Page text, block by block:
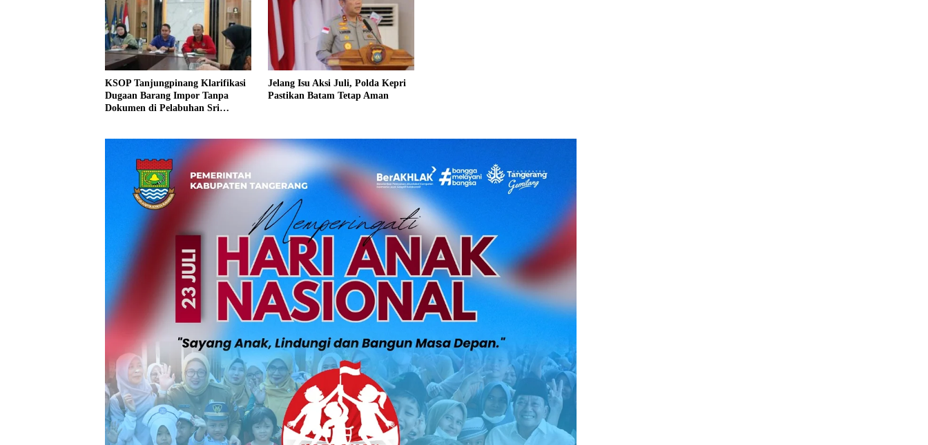
KSOP Tanjungpinang Klarifikasi
Dugaan Barang Impor Tanpa
Dokumen di Pelabuhan Sri
Jelang Isu Aksi Juli, Polda Kepri
Pastikan Batam Tetap Aman